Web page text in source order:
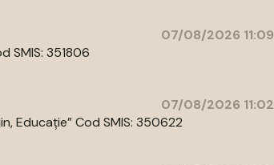
07/08/2026 11:09
SMIS: 351806
07/08/2026 11:02
Educație” Cod SMIS: 350622